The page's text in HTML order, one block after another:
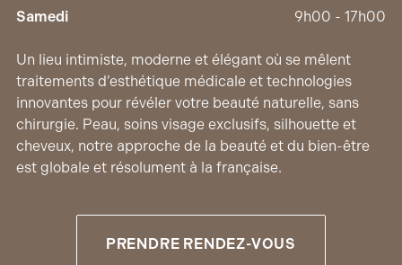
Un lieu intimiste, moderne et élégant où se mêlent
traitements d’esthétique médicale et technologies
innovantes pour révéler votre beauté naturelle, sans
chirurgie. Peau, soins visage exclusifs, silhouette et
cheveux, notre approche de la beauté et du bien-être
est globale et résolument à la française.
PRENDRE RENDEZ-VOUS
Samedi 9h00 - 17h00